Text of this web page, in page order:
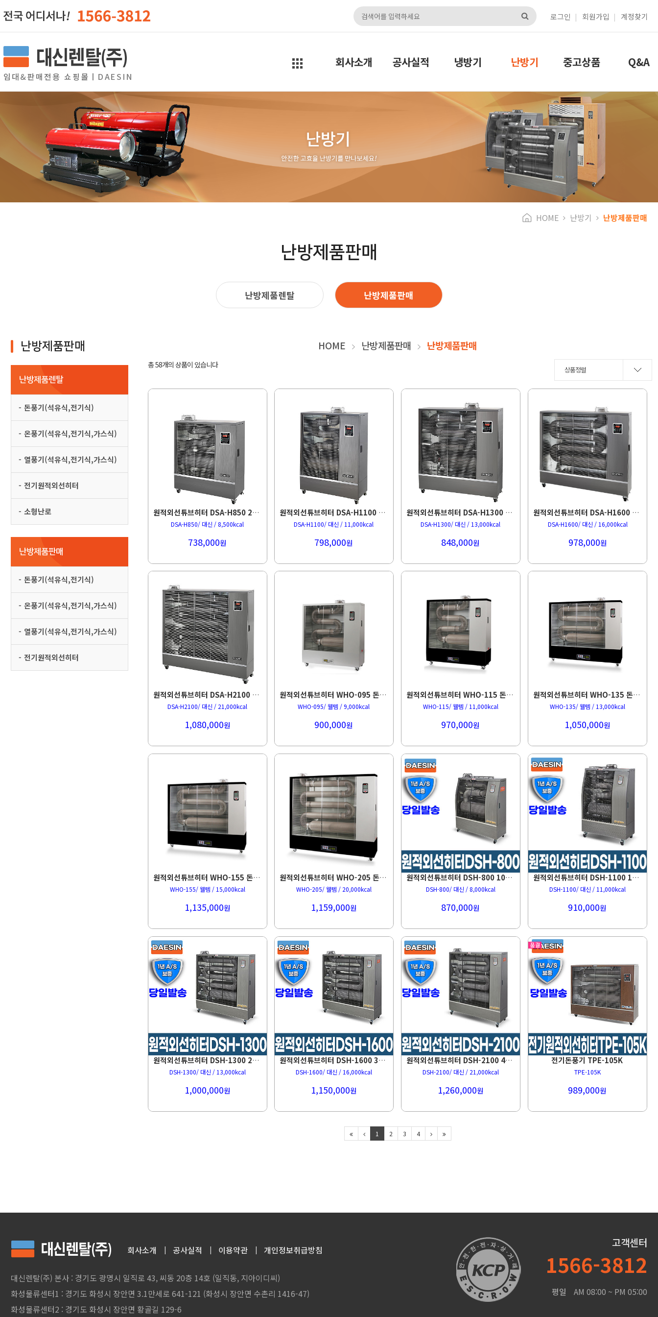
로그인 회원가입 계정찾기
회사소개 공사실적 냉방기 난방기 중고상품 Q&A
HOME 난방기 난방제품판매
난방제품판매
난방제품렌탈 난방제품판매
난방제품판매
난방제품렌탈
돈풍기(석유식,전기식)
온풍기(석유식,전기식,가스식)
열풍기(석유식,전기식,가스식)
전기원적외선히터
소형난로
난방제품판매
돈풍기(석유식,전기식)
온풍기(석유식,전기식,가스식)
열풍기(석유식,전기식,가스식)
전기원적외선히터
HOME 난방제품판매 난방제품판매
총 58개의 상품이 있습니다
상품정렬
원적외선튜브히터 DSA-H850 22평형 돈풍기
DSA-H850/ 대신 / 8,500kcal
738,000원
원적외선튜브히터 DSA-H1100 27평형 돈풍기
DSA-H1100/ 대신 / 11,000kcal
798,000원
원적외선튜브히터 DSA-H1300 34평형 돈풍기
DSA-H1300/ 대신 / 13,000kcal
848,000원
원적외선튜브히터 DSA-H1600 41평형 돈풍기
DSA-H1600/ 대신 / 16,000kcal
978,000원
원적외선튜브히터 DSA-H2100 51평형 돈풍기
DSA-H2100/ 대신 / 21,000kcal
1,080,000원
원적외선튜브히터 WHO-095 돈풍기
WHO-095/ 웰템 / 9,000kcal
900,000원
원적외선튜브히터 WHO-115 돈풍기
WHO-115/ 웰템 / 11,000kcal
970,000원
원적외선튜브히터 WHO-135 돈풍기
WHO-135/ 웰템 / 13,000kcal
1,050,000원
원적외선튜브히터 WHO-155 돈풍기
WHO-155/ 웰템 / 15,000kcal
1,135,000원
원적외선튜브히터 WHO-205 돈풍기
WHO-205/ 웰템 / 20,000kcal
1,159,000원
원적외선튜브히터 DSH-800 10~20평형 돈풍기
DSH-800/ 대신 / 8,000kcal
870,000원
원적외선튜브히터 DSH-1100 14~23평형 돈풍기
DSH-1100/ 대신 / 11,000kcal
910,000원
원적외선튜브히터 DSH-1300 26~34평형 돈풍기
DSH-1300/ 대신 / 13,000kcal
1,000,000원
원적외선튜브히터 DSH-1600 34~44평형 돈풍기
DSH-1600/ 대신 / 16,000kcal
1,150,000원
원적외선튜브히터 DSH-2100 40~65평형 돈풍기
DSH-2100/ 대신 / 21,000kcal
1,260,000원
전기돈풍기 TPE-105K
TPE-105K
989,000원
1 2 3 4
고객센터
1566-3812
평일 AM 08:00 ~ PM 05:00
회사소개 공사실적 이용약관 개인정보취급방침
대신렌탈(주) 본사 : 경기도 광명시 일직로 43, 씨동 20층 14호 (일직동, 지아이디씨)
화성물류센터1 : 경기도 화성시 장안면 3.1만세로 641-121 (화성시 장안면 수촌리 1416-47)
화성물류센터2 : 경기도 화성시 장안면 황골길 129-6